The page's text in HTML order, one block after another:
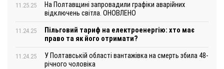
11.25.25
На Полтавщині запровадили графіки аварійних
відключень світла. ОНОВЛЕНО
11.24.25
Пільговий тариф на електроенергію: хто має
право та як його отримати?
11.24.25
У Полтавській області вантажівка на смерть збила 48-
річного чоловіка